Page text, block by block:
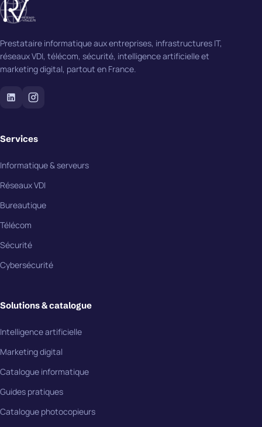
Prestataire informatique aux entreprises, infrastructures IT,
réseaux VDI, télécom, sécurité, intelligence artificielle et
marketing digital, partout en France.
Services
Informatique & serveurs
Réseaux VDI
Bureautique
Télécom
Sécurité
Cybersécurité
Solutions & catalogue
Intelligence artificielle
Marketing digital
Catalogue informatique
Guides pratiques
Catalogue photocopieurs